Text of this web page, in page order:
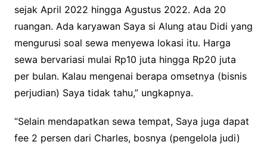
sejak April 2022 hingga Agustus 2022. Ada 20
ruangan. Ada karyawan Saya si Alung atau Didi yang
mengurusi soal sewa menyewa lokasi itu. Harga
sewa bervariasi mulai Rp10 juta hingga Rp20 juta
per bulan. Kalau mengenai berapa omsetnya (bisnis
perjudian) Saya tidak tahu,” ungkapnya.
“Selain mendapatkan sewa tempat, Saya juga dapat
fee 2 persen dari Charles, bosnya (pengelola judi)